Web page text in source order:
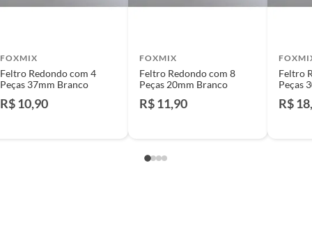
poderá ser substituído, imediatamente, acrescido
poderá optar por:
condições de uso;
FOXMIX
Feltro Redondo com 4
Peças 37mm Branco
R$ 10,90
FOXMIX
Feltro Redondo com 8
Peças 20mm Branco
R$ 11,90
Feltro
Peças
R$